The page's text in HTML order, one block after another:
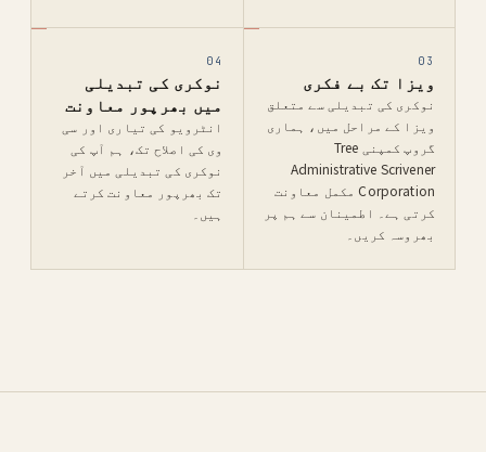
03
ویزا تک بے فکری
نوکری کی تبدیلی سے متعلق
ویزا کے مراحل میں، ہماری
گروپ کمپنی Tree
Administrative Scrivener
Corporation مکمل معاونت
کرتی ہے۔ اطمینان سے ہم پر
بھروسہ کریں۔
04
نوکری کی تبدیلی
میں بھرپور معاونت
انٹرویو کی تیاری اور سی
وی کی اصلاح تک، ہم آپ کی
نوکری کی تبدیلی میں آخر
تک بھرپور معاونت کرتے
ہیں۔